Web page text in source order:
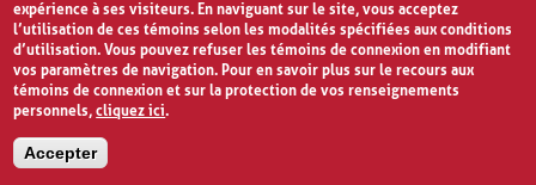
0
Classer les données
expérience à ses visiteurs. En naviguant sur le site, vous acceptez
l’utilisation de ces témoins selon les modalités spécifiées aux conditions
d’utilisation. Vous pouvez refuser les témoins de connexion en modifiant
vos paramètres de navigation. Pour en savoir plus sur le recours aux
témoins de connexion et sur la protection de vos renseignements
personnels,cliquez ici.
Accepter